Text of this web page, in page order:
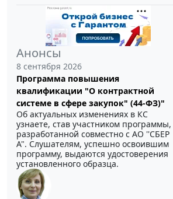
Анонсы
8 сентября 2026
Программа повышения
квалификации "О контрактной
системе в сфере закупок" (44-ФЗ)"
Об актуальных изменениях в КС
узнаете, став участником программы,
разработанной совместно с АО ''СБЕР
А". Слушателям, успешно освоившим
программу, выдаются удостоверения
установленного образца.